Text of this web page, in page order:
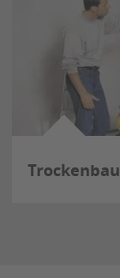
Trockenbau